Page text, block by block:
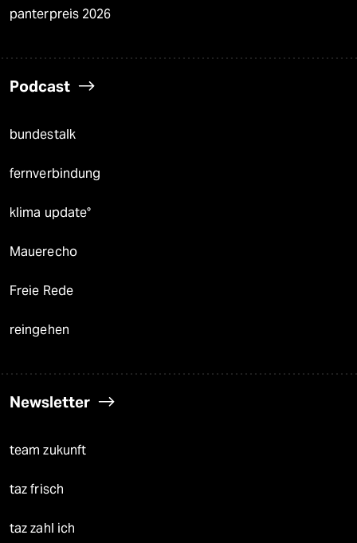
panterpreis 2026
Podcast
bundestalk
fernverbindung
klima update°
Mauerecho
Freie Rede
reingehen
Newsletter
team zukunft
taz frisch
taz zahl ich